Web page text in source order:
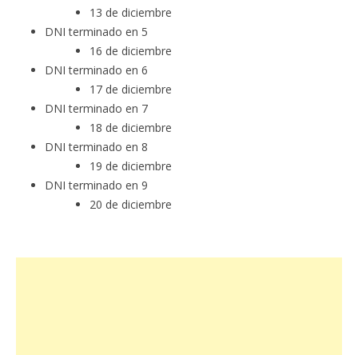
13 de diciembre
DNI terminado en 5
16 de diciembre
DNI terminado en 6
17 de diciembre
DNI terminado en 7
18 de diciembre
DNI terminado en 8
19 de diciembre
DNI terminado en 9
20 de diciembre